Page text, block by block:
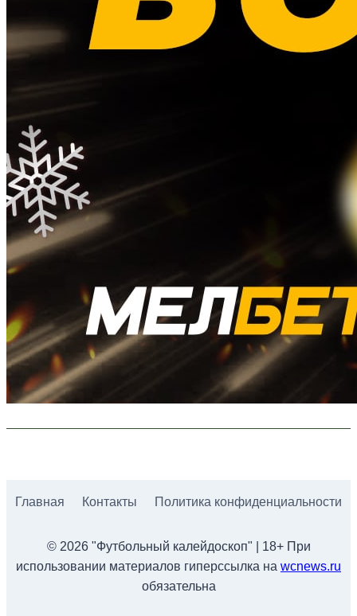
Главная Контакты Политика конфиденциальности
© 2026 "Футбольный калейдоскоп" | 18+ При
использовании материалов гиперссылка на wcnews.ru
обязательна